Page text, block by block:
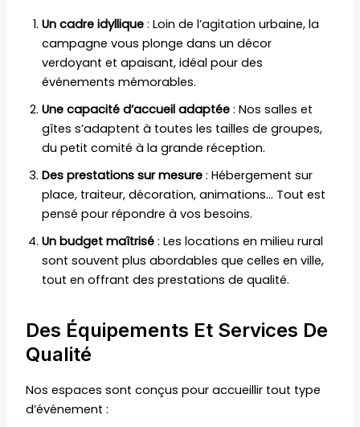
Un cadre idyllique: Loin de l’agitation urbaine, la
campagne vous plonge dans un décor
verdoyant et apaisant, idéal pour des
événements mémorables.
Une capacité d’accueil adaptée: Nos salles et
gîtes s’adaptent à toutes les tailles de groupes,
du petit comité à la grande réception.
Des prestations sur mesure: Hébergement sur
place, traiteur, décoration, animations… Tout est
pensé pour répondre à vos besoins.
Un budget maîtrisé: Les locations en milieu rural
sont souvent plus abordables que celles en ville,
tout en offrant des prestations de qualité.
Des Équipements Et Services De
Qualité
Nos espaces sont conçus pour accueillir tout type
d’événement :